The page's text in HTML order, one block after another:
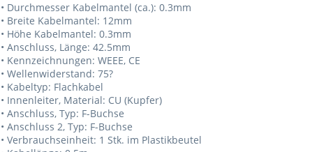
• Durchmesser Kabelmantel (ca.): 0.3mm
• Breite Kabelmantel: 12mm
• Höhe Kabelmantel: 0.3mm
• Anschluss, Länge: 42.5mm
• Kennzeichnungen: WEEE, CE
• Wellenwiderstand: 75?
• Kabeltyp: Flachkabel
• Innenleiter, Material: CU (Kupfer)
• Anschluss, Typ: F-Buchse
• Anschluss 2, Typ: F-Buchse
• Verbrauchseinheit: 1 Stk. im Plastikbeutel